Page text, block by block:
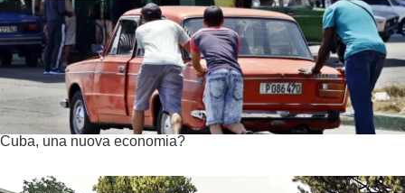
Cuba, una nuova economia?